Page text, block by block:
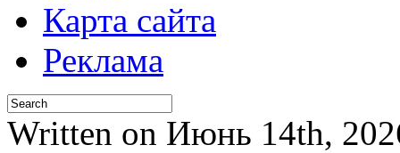
Карта сайта
Реклама
Written on Июнь 14th,